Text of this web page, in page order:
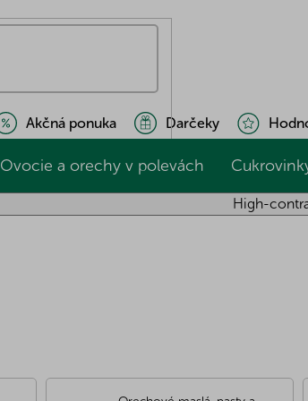
Akčná ponuka Darčeky
Ovocie a orechy v polevách
High-